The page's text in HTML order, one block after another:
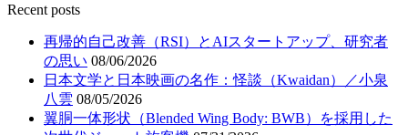
Recent posts
再帰的自己改善（RSI）とAIスタートアップ、研究者
の思い 08/06/2026
日本文学と日本映画の名作：怪談（Kwaidan）／小泉
八雲 08/05/2026
翼胴一体形状（Blended Wing Body: BWB）を採用した